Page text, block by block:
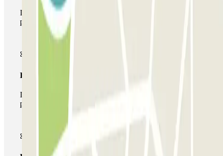
Durante tu estancia podrás entrar y salir una única vez al
parking
Pase multiparking
Durante tu estancia podrás hacer uso de toda la red de
parkings de este operador disponibles en Parclick.